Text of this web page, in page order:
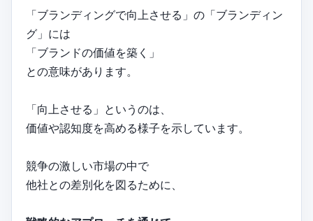
「ブランディングで向上させる」の「ブランディン
グ」には
「ブランドの価値を築く」
との意味があります。
「向上させる」というのは、
価値や認知度を高める様子を示しています。
競争の激しい市場の中で
他社との差別化を図るために、